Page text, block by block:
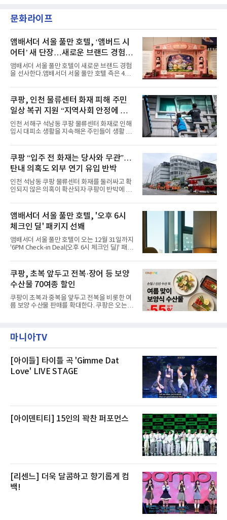
했다. “내 티, 5 bucks 바지는, 만원” 등 멤버들
의 라이프 스타일
MBC '쇼! 음악중심', SBS '인기가요' 등 주요 음
악방송 무대에 올라 화려한 퍼포먼스를 펼쳤다.
력을 앞세워 매 무대 색다른 볼거리를 선사했다.
특히 화사한 파스텔 톤의 비치웨어부터 청량한
마린룩, 햇살 아래 반짝이는 물결을 연상시키는
스커트, 강렬한 붉은 계열의 스타일링까지 각기
다른 매력을 선보였다. 브브걸은 다채로운 여름
패션을 완벽하게 소화하며 보
문화라이프
앰배서더 서울 풀만 호텔, ‘앰버드 시
어터’ 새 단장…새로운 브랜드 경험 선
사
앰배서더 서울 풀만 호텔이 새로운 브랜드 경험
을 선사한다.앰배서더 서울 풀만 호텔 측은 4일
이야기를 담은 인형 극장 콘셉트의 공간 ‘앰버드
시어터(Ambird Theater)’를 새롭게 선보인
다”고 밝혔다.앰배서더 서울 풀만 호텔은 로비
한편에 마련된 앰버드 존을 통해 앰버드의 세계
관을 소개해왔다. 앰버드 존은 앰버드가 우주여
행 중 수집한 다양한 굿즈를 전시한 '앰버드 플래
닛(Ambird Planet)과 계절별 플라워 연출로 사
라 극장을 모티브로 한 데코레이션으로 구성됐
다. 무대 공간 및 티켓 박스
쿠팡, 인천 물류센터 화재 피해 주민
일상 복귀 지원 “지역사회 안정에 총
력”
인천 서해구 석남동 쿠팡 물류센터 화재로 인해
임시 대피소 생활을 지속해온 주민들이 생활 터
필먼트서비스(CFS)가 지난 28일부터 화재 피해
주민을 대상으로 전문 출장 청소서비스 지원에
나섬으로써 본격적인 지역사회 복구 작업이 시
작된 것이다.대피소 주민 중심 청소 접수, 첫날
부터 2가구 지원 완료CFS는 신현초등학교, 신
현북초등학교, 신현여자중학교 등 인천 서해구
관내 임시 대피소 3곳에서 체류해온 화재 피해
민들의 호응 속에 CFS는 즉시 행동에 나섰다. 지
난 28일 오후 전문 청소업체와
쿠팡 “입주 전 화재는 당사와 무관”…
탄내 의혹도 외부 연기 유입 반박
인천 석남동 쿠팡 물류센터 화재를 둘러싸고 확
인되지 않은 의혹이 확산되자 쿠팡이 반박에 나
에 대해서는 외부 화재 연기 유입이라고 설명했
고, 2023년 같은 물류센터에서 발생한 화재에
대해서도 쿠팡 입주 전 공사 과정에서 벌어진 일
이라며 선을 그었다.쿠팡은 21일 인천 물류센터
내부에서 불이 타는 냄새가 났다는 의혹과 관련
해 “사실무근”이라는 입장을 밝혔다.회사 측은
“인근에서 지난 15일 다른 회사에서 발생한 대
것으로 확인됐다”고 설명했다.이어 “정확한 화
재 원인은 추후 조사될
앰배서더 서울 풀만 호텔, '오후 6시
체크인 딜' 패키지 선봬
앰배서더 서울 풀만 호텔이 오는 12월 31일까지
'6PM Check-in Deal(오후 6시 체크인 딜)' 패키
으로 여유로운 저녁 시간부터 호텔 스테이를 시
작할 수 있도록 준비됐다.앰배서더 서울 풀만 호
텔 측은 “퇴근 후 또는 주말 도심 속에서 짧지만
온전한 휴식을 원하는 고객들에게 특별한 경험
을 제공한다”고 밝혔다.패키지는 디럭스와 이그
제큐티브 두 가지 타입으로 구성된다. 디럭스 패
키지는 객실 1박(룸 온리)으로 심플한 호캉스를
스 센터 사우나 2인 이용 혜택이 포함된다.특히
클럽 앰배서더 라운지
쿠팡, 초복 앞두고 전복·장어 등 보양
수산물 70여종 할인
쿠팡이 초복과 중복을 앞두고 전복을 비롯한 여
름 보양 수산물 판매를 확대한다. 쿠팡은 오는
우 등이 포함됐다. 쿠팡은 올해 큰 크기의 전복
생산량이 늘어난 점을 반영해 주요 산지 상품을
전복은 산지에서 채취한 뒤 전국으로 직송되는
방식으로 운영된다. 신선도가 중요한 상품인 만
큼 이르면 다음 날 오전 배송이 가능하도록 물류
마니아TV
[아이들] 타이틀 곡 'Gimme Dat
Love' LIVE STAGE
[아이덴티티] 15인의 꽉찬 퍼포먼스
[리센느] 더욱 달콤하고 향기롭게 컴
백!